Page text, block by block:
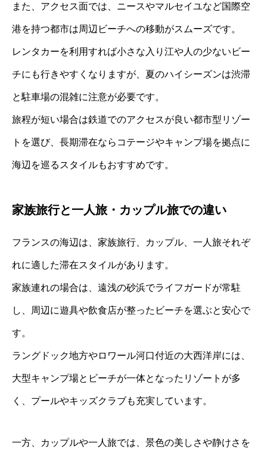
また、アクセス面では、ニースやマルセイユなど国際空
港を持つ都市は周辺ビーチへの移動がスムーズです。
レンタカーを利用すれば小さな入り江や人の少ないビー
チにも行きやすくなりますが、夏のハイシーズンは渋滞
と駐車場の混雑に注意が必要です。
旅程が短い場合は鉄道でのアクセスが良い都市型リゾー
トを選び、長期滞在ならコテージやキャンプ場を拠点に
海辺を巡るスタイルもおすすめです。
家族旅行と一人旅・カップル旅での違い
フランスの海辺は、家族旅行、カップル、一人旅それぞ
れに適した滞在スタイルがあります。
家族連れの場合は、遠浅の砂浜でライフガードが常駐
し、周辺に遊具や飲食店が整ったビーチを選ぶと安心で
す。
ラングドック地方やロワール河口付近の大西洋岸には、
大型キャンプ場とビーチが一体となったリゾートが多
く、プールやキッズクラブも充実しています。
一方、カップルや一人旅では、景色の美しさや静けさを